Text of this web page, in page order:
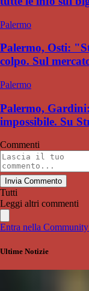
Palermo
Palermo, Osti:
colpo. Sul
Palermo
Palermo,
impossibile. Su
Commenti
Invia Commento
Tutti
Leggi altri commenti
Entra nella
Ultime Notizie